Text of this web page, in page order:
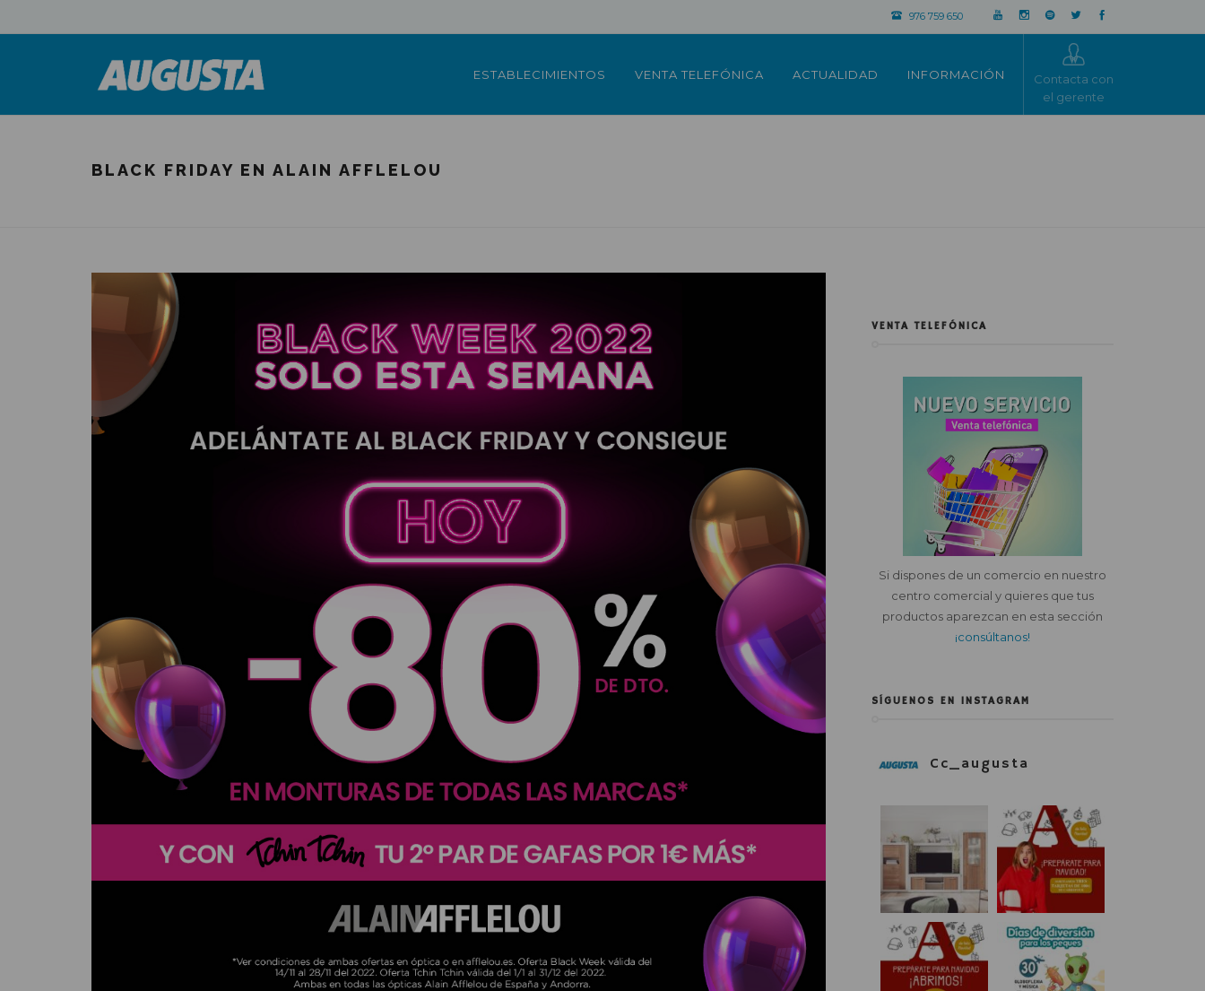
976 759 650
ESTABLECIMIENTOS VENTA TELEFÓNICA ACTUALIDAD INFORMACIÓN
Contacta con
el gerente
BLACK FRIDAY EN ALAIN AFFLELOU
VENTA TELEFÓNICA
Si dispones de un comercio en nuestro
centro comercial y quieres que tus
productos aparezcan en esta sección
¡consúltanos!
SÍGUENOS EN INSTAGRAM
Cc_augusta